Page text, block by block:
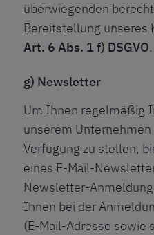
überwiegenden
Bereitstellung unseres
Art. 6 Abs. 1 f) DSGVO.
g) Newsletter
Um Ihnen regelmäßig
unserem
Verfügung zu stellen,
eines E-Mail-
Newsletter-
Ihnen bei der
(E-Mail-Adresse sowie